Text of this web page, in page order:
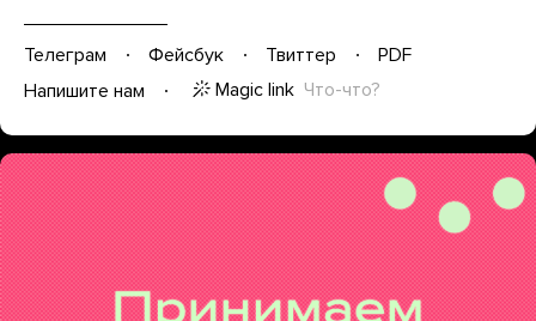
Телеграм Фейсбук Твиттер
PDF
Напишите нам
Magic link Что-что?